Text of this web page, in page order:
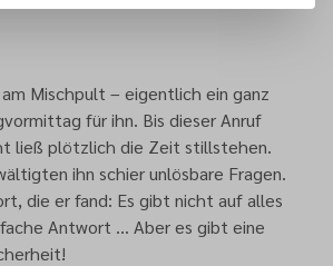
Mischpult – eigentlich ein ganz
für ihn. Bis dieser Anruf
ließ plötzlich die Zeit stillstehen.
ihn schier unlösbare Fragen.
die er fand: Es gibt nicht auf alles
Antwort … Aber es gibt eine